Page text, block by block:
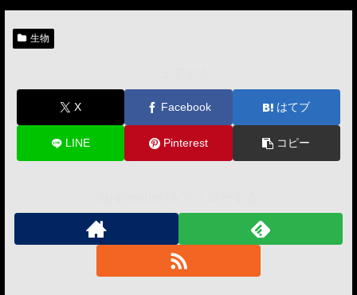
生物
X Facebook はてブ
LINE Pinterest コピー